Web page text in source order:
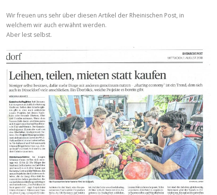
Wir freuen uns sehr über diesen Artikel der Rheinischen Post, in
welchem wir auch erwähnt werden.
Aber lest selbst.